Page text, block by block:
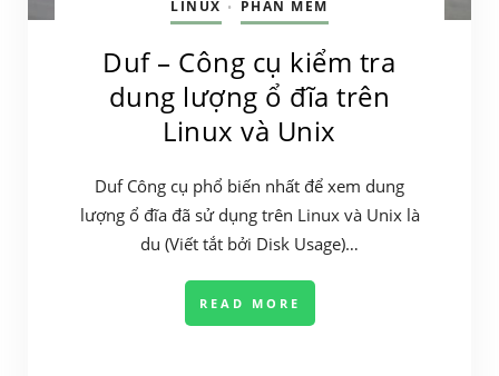
LINUX • PHẦN MỀM
Duf – Công cụ kiểm tra
dung lượng ổ đĩa trên
Linux và Unix
Duf Công cụ phổ biến nhất để xem dung
lượng ổ đĩa đã sử dụng trên Linux và Unix là
du (Viết tắt bởi Disk Usage)…
READ MORE